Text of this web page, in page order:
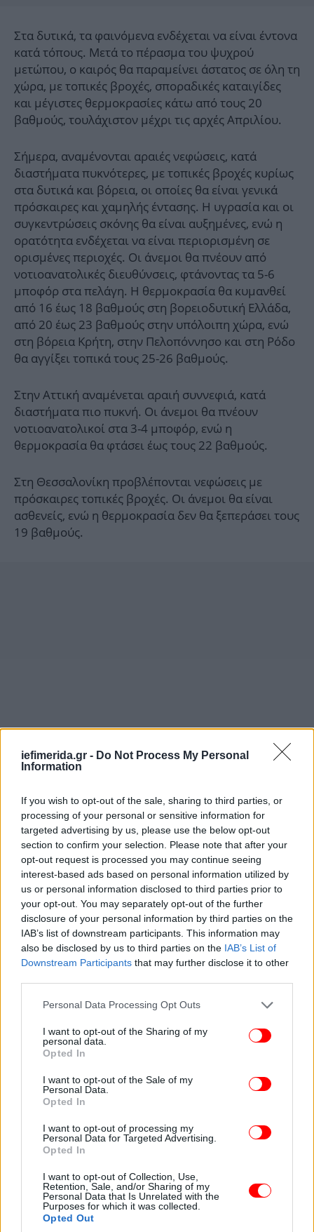
iefimerida.gr - Do Not Process My Personal
Information
If you wish to opt-out of the sale, sharing to third parties, or
processing of your personal or sensitive information for
targeted advertising by us, please use the below opt-out
section to confirm your selection. Please note that after your
opt-out request is processed you may continue seeing
interest-based ads based on personal information utilized by
us or personal information disclosed to third parties prior to
your opt-out. You may separately opt-out of the further
disclosure of your personal information by third parties on the
IAB’s list of downstream participants. This information may
also be disclosed by us to third parties on the IAB’s List of
Downstream Participants that may further disclose it to other
Please note that this website/app uses one or more Google
not limited to your visit or usage behaviour. You may click to
grant or deny consent to Google and its third-party tags to
use your data for below specified purposes in below Google
consent section.
Personal Data Processing Opt Outs
I want to opt-out of the Sharing of my
personal data.
Opted In
I want to opt-out of the Sale of my
Personal Data.
Opted In
I want to opt-out of processing my
Personal Data for Targeted Advertising.
Opted In
I want to opt-out of Collection, Use,
Retention, Sale, and/or Sharing of my
Personal Data that Is Unrelated with the
Purposes for which it was collected.
Opted Out
Στα δυτικά, τα φαινόμενα ενδέχεται να είναι έντονα
κατά τόπους. Μετά το πέρασμα του ψυχρού
μετώπου, ο καιρός θα παραμείνει άστατος σε όλη τη
χώρα, με τοπικές βροχές, σποραδικές καταιγίδες
και μέγιστες θερμοκρασίες κάτω από τους 20
βαθμούς, τουλάχιστον μέχρι τις αρχές Απριλίου.
Σήμερα, αναμένονται αραιές νεφώσεις, κατά
διαστήματα πυκνότερες, με τοπικές βροχές κυρίως
στα δυτικά και βόρεια, οι οποίες θα είναι γενικά
πρόσκαιρες και χαμηλής έντασης. Η υγρασία και οι
συγκεντρώσεις σκόνης θα είναι αυξημένες, ενώ η
ορατότητα ενδέχεται να είναι περιορισμένη σε
ορισμένες περιοχές. Οι άνεμοι θα πνέουν από
νοτιοανατολικές διευθύνσεις, φτάνοντας τα 5-6
μποφόρ στα πελάγη. Η θερμοκρασία θα κυμανθεί
από 16 έως 18 βαθμούς στη βορειοδυτική Ελλάδα,
από 20 έως 23 βαθμούς στην υπόλοιπη χώρα, ενώ
στη βόρεια Κρήτη, στην Πελοπόννησο και στη Ρόδο
θα αγγίξει τοπικά τους 25-26 βαθμούς.
Στην Αττική αναμένεται αραιή συννεφιά, κατά
διαστήματα πιο πυκνή. Οι άνεμοι θα πνέουν
νοτιοανατολικοί στα 3-4 μποφόρ, ενώ η
θερμοκρασία θα φτάσει έως τους 22 βαθμούς.
Στη Θεσσαλονίκη προβλέπονται νεφώσεις με
πρόσκαιρες τοπικές βροχές. Οι άνεμοι θα είναι
ασθενείς, ενώ η θερμοκρασία δεν θα ξεπεράσει τους
19 βαθμούς.
ΜΑΚΕΔΟΝΙΑ, ΘΡΑΚΗ
Καιρός: Αναμένονται αυξημένες νεφώσεις με
τοπικές βροχές κατά διαστήματα. Από το απόγευμα
τα φαινόμενα στην ανατολική Μακεδονία και στη
Θράκη θα σταματήσουν.
Λίγα χιόνια θα πέσουν στα ορεινά της δυτικής
Μακεδονίας.
Άνεμοι: Από νότιες διευθύνσεις 3 με 4 μποφόρ και
Θερμοκρασία: Από 10 έως 19 βαθμούς Κελσίου. Στη
δυτική Μακεδονία 2 με 3 βαθμούς χαμηλότερη.
ΝΗΣΙΑ ΙΟΝΙΟΥ, ΗΠΕΙΡΟΣ, ΔΥΤΙΚΗ ΣΤΕΡΕΑ, ΔΥΤΙΚΗ
ΠΕΛΟΠΟΝΝΗΣΟΣ
κατά διαστήματα. Μεμονωμένες καταιγίδες
πιθανώς να εκδηλωθούν στο Ιόνιο και στην Ήπειρο
της Ηπείρου.
Άνεμοι: Ανατολικοί-νοτιοανατολικοί 4 με 6 και στο
Ιόνιο πρόσκαιρα τοπικά 7 μποφόρ.